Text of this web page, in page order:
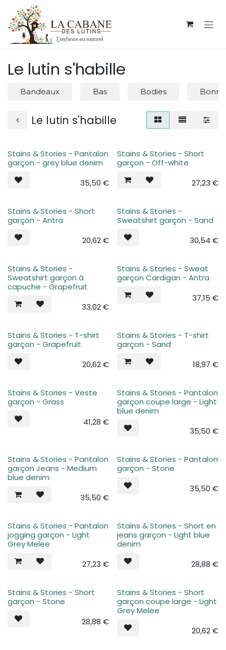
Se rendre au contenu
Le lutin s'habille
Bandeaux Bas Bodies
Le lutin s'habille
Stains & Stories - Pantalon
garçon - grey blue denim
35,50 €
Stains & Stories - Short
garçon - Off-white
27,23 €
Stains & Stories - Short
garçon - Antra
20,62€
Stains & Stories -
Sweatshirt garçon - Sand
30,54 €
Stains & Stories -
Sweatshirt garçon à
capuche - Grapefruit
33,02€
Stains & Stories - Sweat
garçon Cardigan - Antra
37,15 €
Stains & Stories - T-shirt
garçon - Grapefruit
20,62€
Stains & Stories - T-shirt
garçon - Sand
18,97 €
Stains & Stories - Veste
garçon - Grass
41,28 €
Stains & Stories - Pantalon
garçon coupe large - Light
blue denim
35,50 €
Stains & Stories - Pantalon
garçon Jeans - Medium
blue denim
35,50 €
Stains & Stories - Pantalon
garçon - Stone
35,50 €
Stains & Stories - Pantalon
jogging garçon - Light
Grey Melee
27,23 €
Stains & Stories - Short en
jeans garçon - Light blue
denim
28,88 €
Stains & Stories - Short
garçon - Stone
28,88 €
Stains & Stories - Short
garçon coupe large - Light
Grey Melee
20,62€